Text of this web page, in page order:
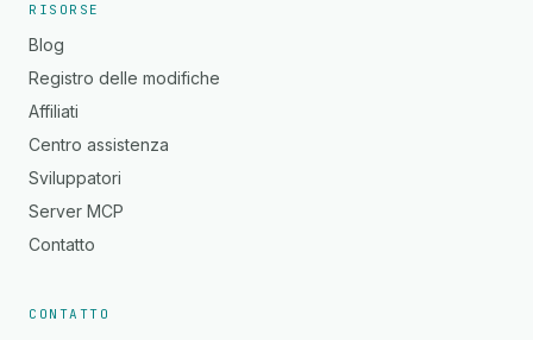
RISORSE
Blog
Registro delle modifiche
Affiliati
Centro assistenza
Sviluppatori
Server MCP
Contatto
CONTATTO